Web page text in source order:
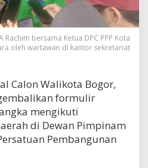
bersama Ketua DPC PPP Kota
oleh wartawan di kantor sekretariat
Calon Walikota Bogor,
formulir
mengikuti
di Dewan Pimpinam
Pembangunan